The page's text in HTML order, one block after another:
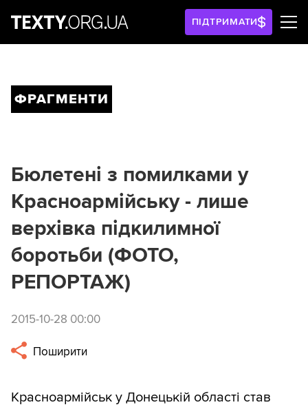
ПІДТРИМАТИ
ФРАГМЕНТИ
Бюлетені з помилками у
Красноармійську - лише
верхівка підкилимної
боротьби (ФОТО,
РЕПОРТАЖ)
2015-10-28 00:00
Поширити
Красноармійськ у Донецькій області став